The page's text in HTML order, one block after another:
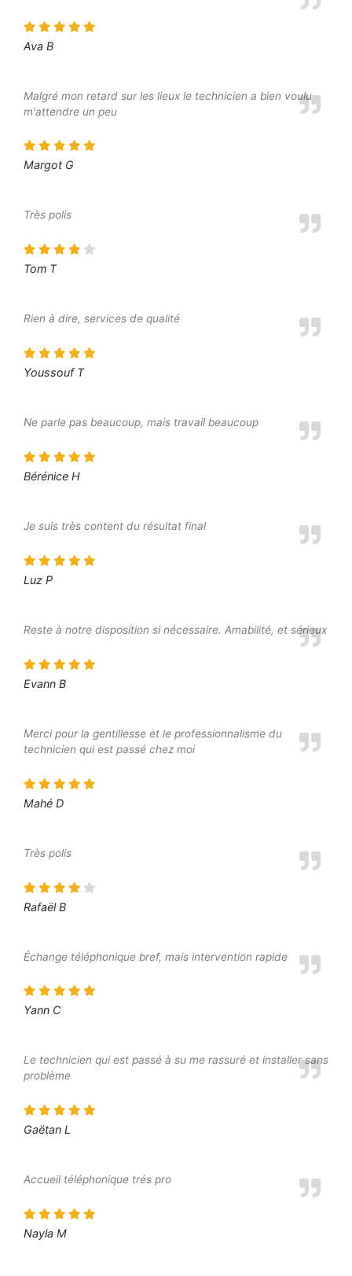
Ava B
Malgré mon retard sur les lieux le technicien a bien voulu
m'attendre un peu
Margot G
Très polis
Tom T
Rien à dire, services de qualité
Youssouf T
Ne parle pas beaucoup, mais travail beaucoup
Bérénice H
Je suis très content du résultat final
Luz P
Reste à notre disposition si nécessaire. Amabilité, et sérieux
Evann B
Merci pour la gentillesse et le professionnalisme du
technicien qui est passé chez moi
Mahé D
Très polis
Rafaël B
Échange téléphonique bref, mais intervention rapide
Yann C
Le technicien qui est passé à su me rassuré et installer sans
problème
Gaëtan L
Accueil téléphonique trés pro
Nayla M